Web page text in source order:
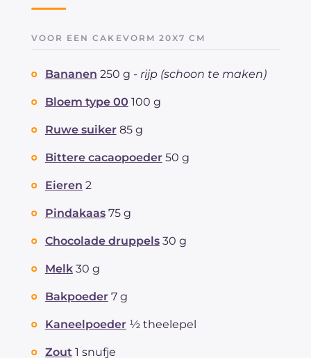
VOOR EEN CAKEVORM 20X7 CM
Bananen 250 g - rijp (schoon te maken)
Bloem type 00 100 g
Ruwe suiker 85 g
Bittere cacaopoeder 50 g
Eieren 2
Pindakaas 75 g
Chocolade druppels 30 g
Melk 30 g
Bakpoeder 7 g
Kaneelpoeder ½ theelepel
Zout 1 snufje